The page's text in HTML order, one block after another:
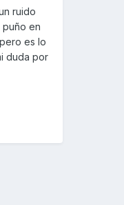
ruido
en
es lo
duda por